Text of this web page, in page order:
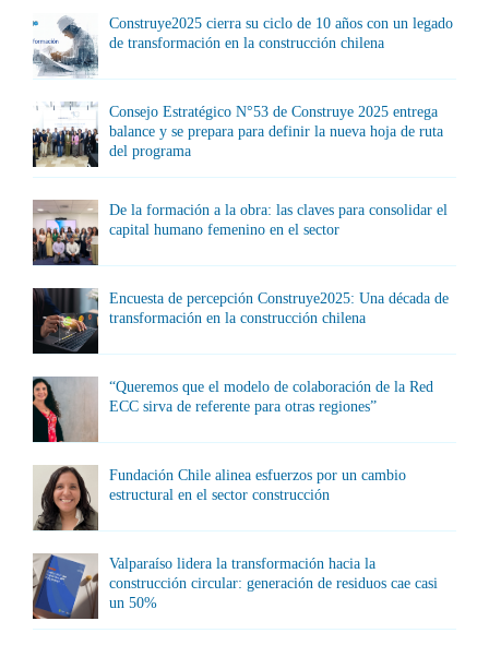
Construye2025 cierra su ciclo de 10 años con un legado
de transformación en la construcción chilena
Consejo Estratégico N°53 de Construye 2025 entrega
balance y se prepara para definir la nueva hoja de ruta
del programa
De la formación a la obra: las claves para consolidar el
capital humano femenino en el sector
Encuesta de percepción Construye2025: Una década de
transformación en la construcción chilena
“Queremos que el modelo de colaboración de la Red
ECC sirva de referente para otras regiones”
Fundación Chile alinea esfuerzos por un cambio
estructural en el sector construcción
Valparaíso lidera la transformación hacia la
construcción circular: generación de residuos cae casi
un 50%